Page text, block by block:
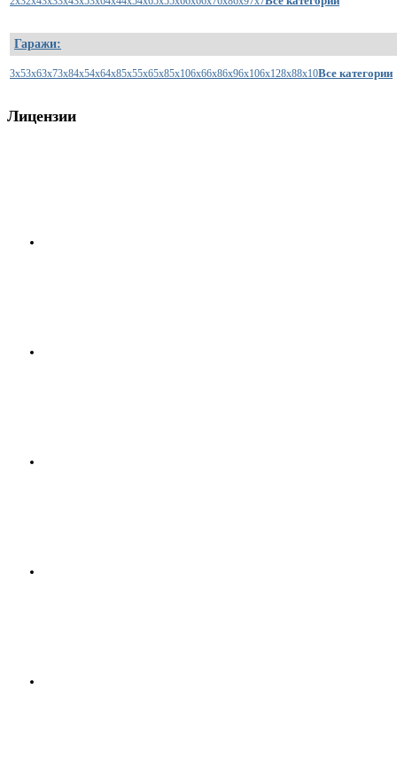
Гаражи:
3x53x63x73x84x54x64x85x55x65x85x106x66x86x96x106x128x88x10Все категории
Лицензии